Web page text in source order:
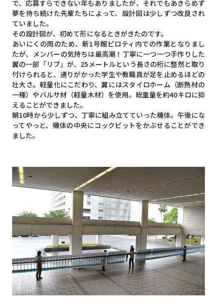
で、応募すらできない年もありましたが、それでもあきらめず
夢を持ち続けた先輩たちによって、設計図は少しずつ改良され
ていました。
その設計図が、初めて形になるときがきたのです。
あいにくの雨のため、新1号館ピロティ内での作業となりまし
たが、メンバーの気持ちは最高潮！丁寧に一つ一つ手作りした
翼の一部「リブ」が、25メートルという長さの桁に整然と取り
付けられると、通りがかった学生や教職員が足を止めるほどの
壮大さ。軽量化にこだわり、翼にはスタイロホーム（断熱材の
一種）やバルサ材（軽量木材）を使用。総重量を約40キロに抑
えることができました。
朝10時から少しずつ、丁寧に組み立てていった機体。午後にな
ってやっと、機体の中央にコックピットをかぶせることができ
ました。